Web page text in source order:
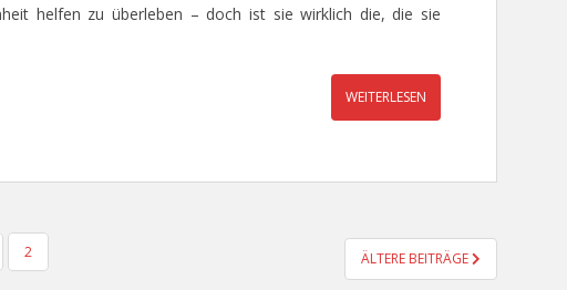
helfen zu überleben – doch ist sie wirklich die, die sie
WEITERLESEN
2 ÄLTERE BEITRÄGE